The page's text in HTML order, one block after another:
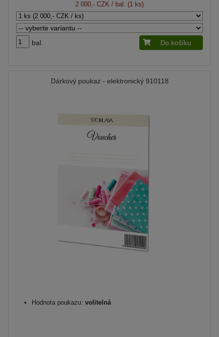
2 000,- CZK / bal. (1 ks)
bal. Do košíku
Dárkový poukaz - elektronický 910118
Hodnota poukazu: volitelná